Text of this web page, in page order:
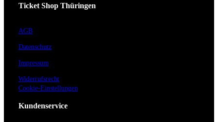
Ticket Shop Thüringen
AGB
Datenschutz
Impressum
Widerrufsrecht
Cookie-Einstellungen
Kundenservice